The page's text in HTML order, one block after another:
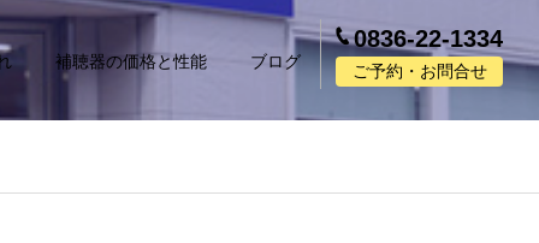
補聴器の価格と性能 ブログ
0836-22-1334
ご予約・お問合せ